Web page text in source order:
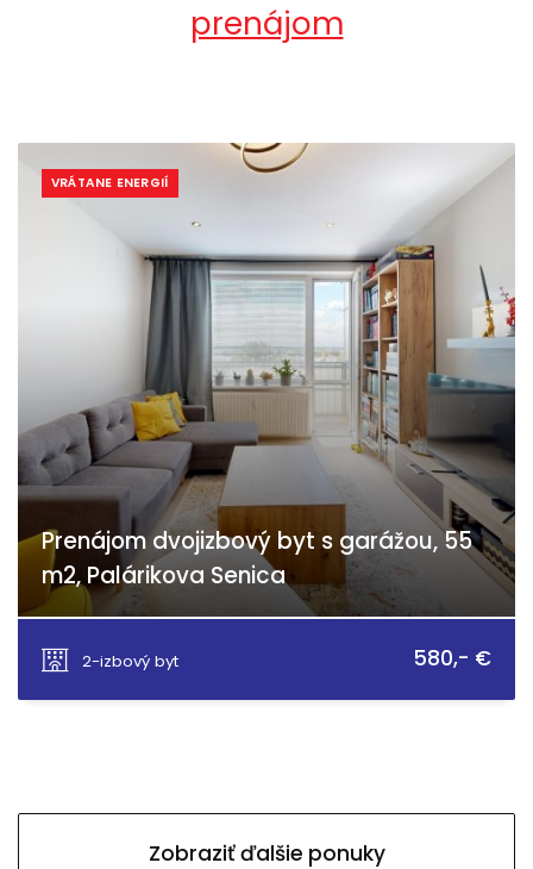
prenájom
VRÁTANE ENERGIÍ
Prenájom dvojizbový byt s garážou, 55
m2, Palárikova Senica
2-izbový byt
580,- €
Zobraziť ďalšie ponuky